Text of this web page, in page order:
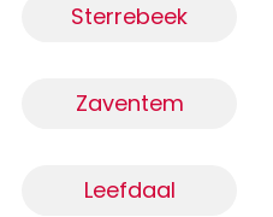
Sterrebeek
Zaventem
Leefdaal